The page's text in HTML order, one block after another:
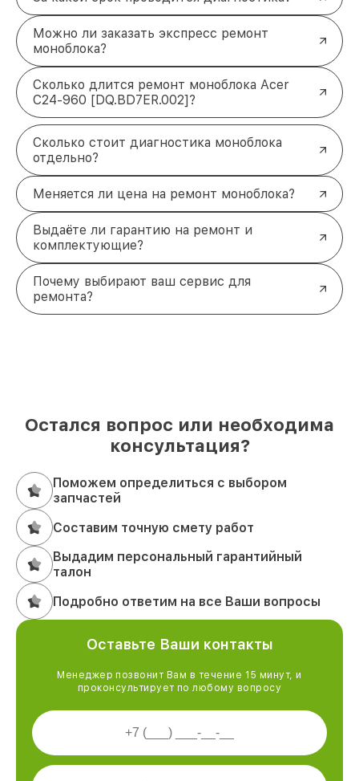
Можно ли заказать экспресс ремонт
моноблока?
Сколько длится ремонт моноблока Acer
C24-960 [DQ.BD7ER.002]?
Сколько стоит диагностика моноблока
отдельно?
Меняется ли цена на ремонт моноблока?
Выдаёте ли гарантию на ремонт и
комплектующие?
Почему выбирают ваш сервис для
ремонта?
Остался вопрос или необходима
консультация?
Поможем определиться с выбором
запчастей
Составим точную смету работ
Выдадим персональный гарантийный
талон
Подробно ответим на все Ваши вопросы
Оставьте Ваши контакты
Менеджер позвонит Вам в течение 15 минут, и
проконсультирует по любому вопросу